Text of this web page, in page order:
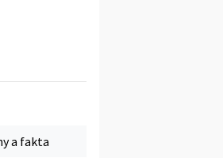
a fakta